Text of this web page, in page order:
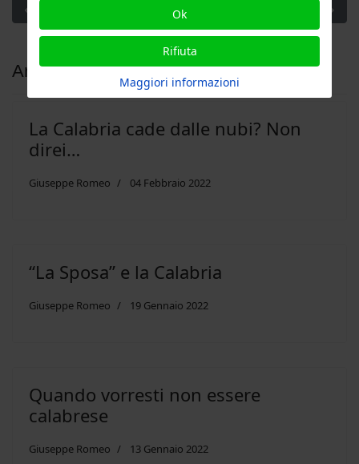
Articolo precedente: Nord e Sud. Il solito inverno (per il Sud)
Articolo
Articoli correlati
La Calabria cade dalle nubi? Non
direi…
Giuseppe Romeo 04 Febbraio 2022
“La Sposa” e la Calabria
Giuseppe Romeo 19 Gennaio 2022
Quando vorresti non essere
calabrese
Giuseppe Romeo 13 Gennaio 2022
Ok
Rifiuta
Maggiori informazioni